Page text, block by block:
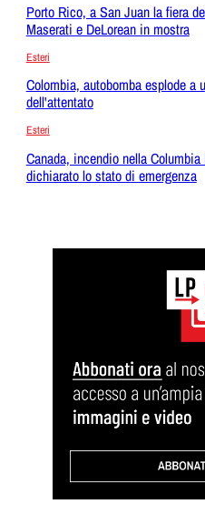
Porto Rico, a San Juan la fiera
Maserati e DeLorean in mostra
Esteri
Colombia, autobomba esplode a
dell'attentato
Esteri
Canada, incendio nella
dichiarato lo stato di emergenza